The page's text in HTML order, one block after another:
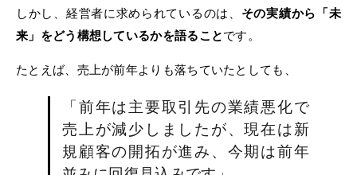
しかし、経営者に求められているのは、 その実績から「未
来」をどう構想しているかを語ることです。
たとえば、売上が前年よりも落ちていたとしても、
「前年は主要取引先の業績悪化で
売上が減少しましたが、現在は新
規顧客の開拓が進み、今期は前年